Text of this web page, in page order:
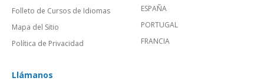
Folleto de Cursos de Idiomas
Mapa del Sitio
Política de Privacidad
ESPAÑA
PORTUGAL
FRANCIA
Llámanos